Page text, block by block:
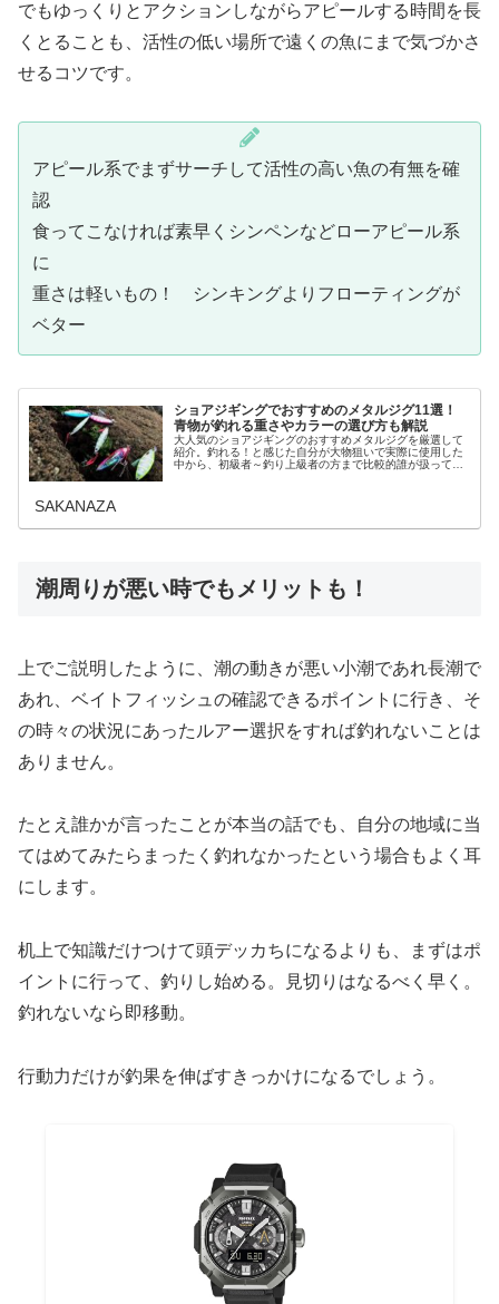
でもゆっくりとアクションしながらアピールする時間を長
くとることも、活性の低い場所で遠くの魚にまで気づかさ
せるコツです。
アピール系でまずサーチして活性の高い魚の有無を確
認
食ってこなければ素早くシンペンなどローアピール系
に
重さは軽いもの！ シンキングよりフローティングが
ベター
ショアジギングでおすすめのメタルジグ11選！
青物が釣れる重さやカラーの選び方も解説
大人気のショアジギングのおすすめメタルジグを厳選して
紹介。釣れる！と感じた自分が大物狙いで実際に使用した
中から、初級者～釣り上級者の方まで比較的誰が扱っても
SAKANAZA
潮周りが悪い時でもメリットも！
上でご説明したように、潮の動きが悪い小潮であれ長潮で
あれ、ベイトフィッシュの確認できるポイントに行き、そ
の時々の状況にあったルアー選択をすれば釣れないことは
ありません。
たとえ誰かが言ったことが本当の話でも、自分の地域に当
てはめてみたらまったく釣れなかったという場合もよく耳
にします。
机上で知識だけつけて頭デッカちになるよりも、まずはポ
イントに行って、釣りし始める。見切りはなるべく早く。
釣れないなら即移動。
行動力だけが釣果を伸ばすきっかけになるでしょう。